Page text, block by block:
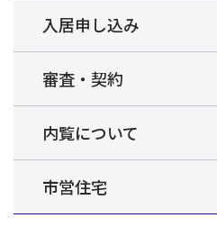
入居申し込み
審査・契約
内覧について
市営住宅